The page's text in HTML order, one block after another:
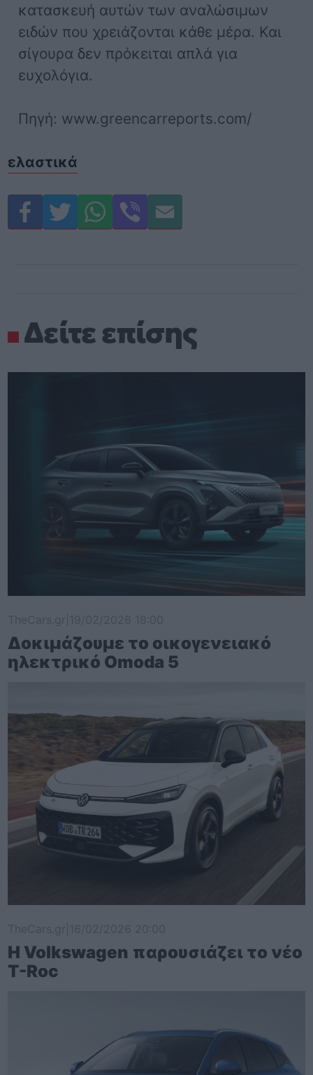
κατασκευή αυτών των αναλώσιμων
ειδών που χρειάζονται κάθε μέρα. Και
σίγουρα δεν πρόκειται απλά για
ευχολόγια.
Πηγή: www.greencarreports.com/
ελαστικά
Δείτε επίσης
Δοκιμάζουμε το οικογενειακό
ηλεκτρικό Omoda 5
Η Volkswagen παρουσιάζει το νέο
T-Roc